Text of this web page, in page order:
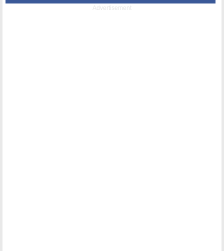
Advertisement